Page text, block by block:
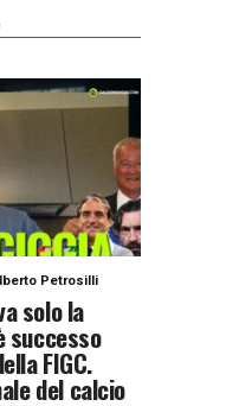
Petrosilli
solo la
successo
FIGC.
del calcio